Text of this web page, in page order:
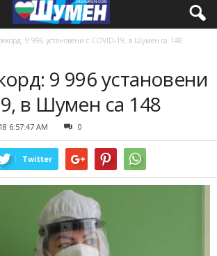
9 996 установени с COVID-19, в Шумен са 148
9 996 установени
в Шумен са 148
6:57:47 AM 0
Twitter